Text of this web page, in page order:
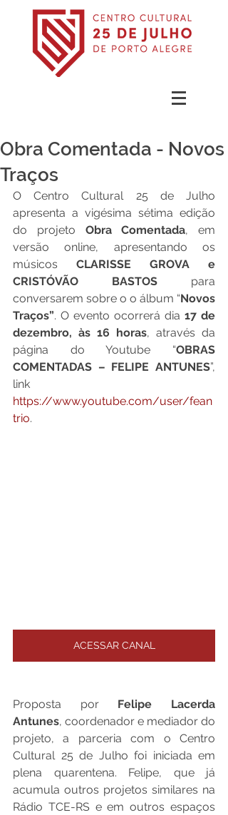
Obra Comentada - Novos
Traços
O Centro Cultural 25 de Julho
apresenta a vigésima sétima edição
do projeto Obra Comentada, em
versão online, apresentando os
músicos CLARISSE GROVA e
CRISTÓVÃO BASTOS para
conversarem sobre o o álbum “Novos
Traços”. O evento ocorrerá dia 17 de
dezembro, às 16 horas, através da
página do Youtube “OBRAS
COMENTADAS – FELIPE ANTUNES”,
https://www.youtube.com/user/fean
trio.
ACESSAR CANAL
Proposta por Felipe Lacerda
Antunes, coordenador e mediador do
projeto, a parceria com o Centro
Cultural 25 de Julho foi iniciada em
plena quarentena. Felipe, que já
acumula outros projetos similares na
Rádio TCE-RS e em outros espaços